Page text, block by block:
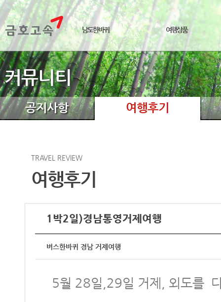
남도한바퀴 여행상품
커뮤니티
공지사항 여행후기
TRAVEL REVIEW
여행후기
1박2일)경남통영거제여행
버스한바퀴 경남 거제여행
5월 28일,29일 거제, 외도를